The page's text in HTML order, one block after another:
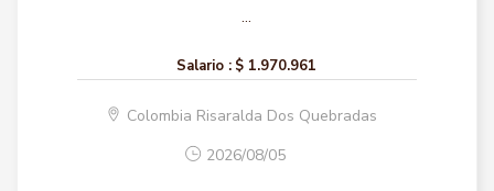
...
Salario : $ 1.970.961
Colombia Risaralda Dos Quebradas
2026/08/05